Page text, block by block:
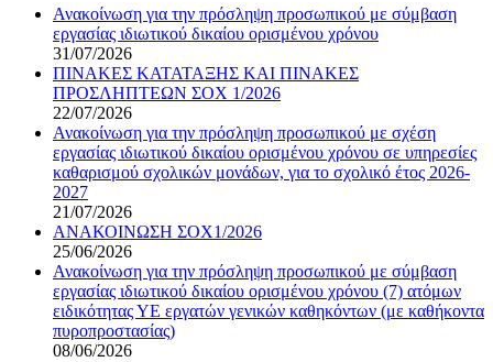
Ανακοίνωση για την πρόσληψη προσωπικού με σύμβαση
εργασίας ιδιωτικού δικαίου ορισμένου χρόνου
31/07/2026
ΠΙΝΑΚΕΣ ΚΑΤΑΤΑΞΗΣ ΚΑΙ ΠΙΝΑΚΕΣ
ΠΡΟΣΛΗΠΤΕΩΝ ΣΟΧ 1/2026
22/07/2026
Ανακοίνωση για την πρόσληψη προσωπικού με σχέση
εργασίας ιδιωτικού δικαίου ορισμένου χρόνου σε υπηρεσίες
καθαρισμού σχολικών μονάδων, για το σχολικό έτος 2026-
2027
21/07/2026
ΑΝΑΚΟΙΝΩΣΗ ΣΟΧ1/2026
25/06/2026
Ανακοίνωση για την πρόσληψη προσωπικού με σύμβαση
εργασίας ιδιωτικού δικαίου ορισμένου χρόνου (7) ατόμων
ειδικότητας ΥΕ εργατών γενικών καθηκόντων (με καθήκοντα
πυροπροστασίας)
08/06/2026